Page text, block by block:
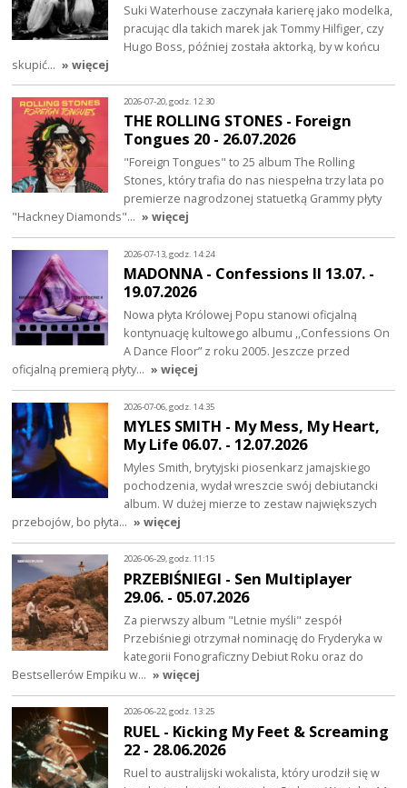
Suki Waterhouse zaczynała karierę jako modelka,
pracując dla takich marek jak Tommy Hilfiger, czy
Hugo Boss, później została aktorką, by w końcu
skupić… » więcej
2026-07-20, godz. 12:30
THE ROLLING STONES - Foreign
Tongues 20 - 26.07.2026
"Foreign Tongues" to 25 album The Rolling
Stones, który trafia do nas niespełna trzy lata po
premierze nagrodzonej statuetką Grammy płyty
"Hackney Diamonds"… » więcej
2026-07-13, godz. 14:24
MADONNA - Confessions II 13.07. -
19.07.2026
Nowa płyta Królowej Popu stanowi oficjalną
kontynuację kultowego albumu ,,Confessions On
A Dance Floor” z roku 2005. Jeszcze przed
oficjalną premierą płyty… » więcej
2026-07-06, godz. 14:35
MYLES SMITH - My Mess, My Heart,
My Life 06.07. - 12.07.2026
Myles Smith, brytyjski piosenkarz jamajskiego
pochodzenia, wydał wreszcie swój debiutancki
album. W dużej mierze to zestaw największych
przebojów, bo płyta… » więcej
2026-06-29, godz. 11:15
PRZEBIŚNIEGI - Sen Multiplayer
29.06. - 05.07.2026
Za pierwszy album "Letnie myśli" zespół
Przebiśniegi otrzymał nominację do Fryderyka w
kategorii Fonograficzny Debiut Roku oraz do
Bestsellerów Empiku w… » więcej
2026-06-22, godz. 13:25
RUEL - Kicking My Feet & Screaming
22 - 28.06.2026
Ruel to australijski wokalista, który urodził się w